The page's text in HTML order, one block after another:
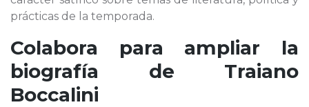
prácticas de la temporada.
Colabora para ampliar la
biografía de Traiano
Boccalini